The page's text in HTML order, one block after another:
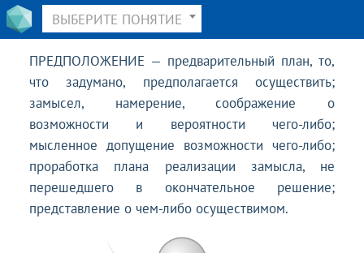
ВЫБЕРИТЕ ПОНЯТИЕ
ПРЕДПОЛОЖЕНИЕ — предварительный план, то,
что задумано, предполагается осуществить;
замысел, намерение, соображение о
возможности и вероятности чего-либо;
мысленное допущение возможности чего-либо;
проработка плана реализации замысла, не
перешедшего в окончательное решение;
представление о чем-либо осуществимом.